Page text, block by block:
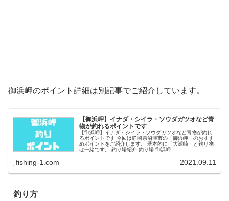
御浜岬のポイント詳細は別記事でご紹介しています。
【御浜岬】イナダ・シイラ・ソウダガツオなど青
物が釣れるポイントです
【御浜岬】イナダ・シイラ・ソウダガツオなど青物が釣れ
るポイントです 今回は静岡県沼津市の「御浜岬」のおすす
めポイントをご紹介します。 基本的に「大瀬崎」と釣り物
は一緒です。 釣り場紹介 釣り場 御浜岬 ...
fishing-1.com 2021.09.11
釣り方